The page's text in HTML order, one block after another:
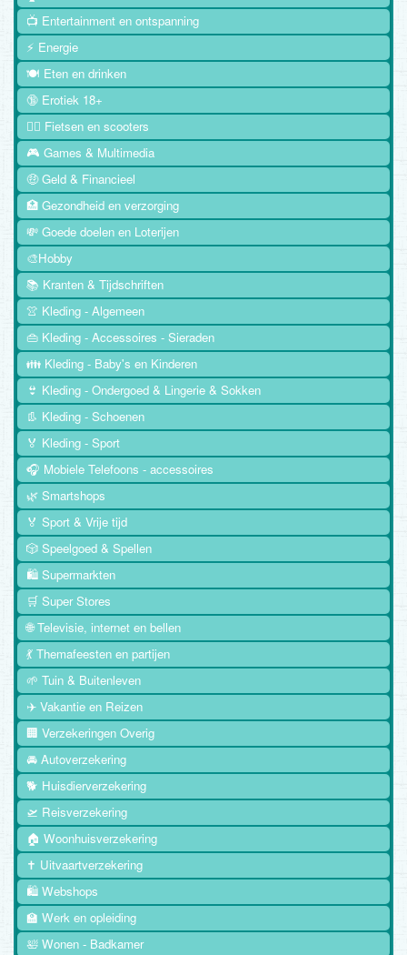
📺 Entertainment en ontspanning
⚡ Energie
🍽️ Eten en drinken
🔞 Erotiek 18+
🚴‍♂️ Fietsen en scooters
🎮 Games & Multimedia
🤑 Geld & Financieel
🏥 Gezondheid en verzorging
💸 Goede doelen en Loterijen
🎨Hobby
📚 Kranten & Tijdschriften
👚 Kleding - Algemeen
👜 Kleding - Accessoires - Sieraden
👪 Kleding - Baby's en Kinderen
👙 Kleding - Ondergoed & Lingerie & Sokken
👢 Kleding - Schoenen
🏅 Kleding - Sport
🎧 Mobiele Telefoons - accessoires
🌿 Smartshops
🏅 Sport & Vrije tijd
🎲 Speelgoed & Spellen
🛍️ Supermarkten
🛒 Super Stores
🌐 Televisie, internet en bellen
💃 Themafeesten en partijen
🌱 Tuin & Buitenleven
✈️ Vakantie en Reizen
🏢 Verzekeringen Overig
🚘 Autoverzekering
🐕 Huisdierverzekering
🛫 Reisverzekering
🏠 Woonhuisverzekering
✝️ Uitvaartverzekering
🛍️ Webshops
🏫 Werk en opleiding
🛀 Wonen - Badkamer